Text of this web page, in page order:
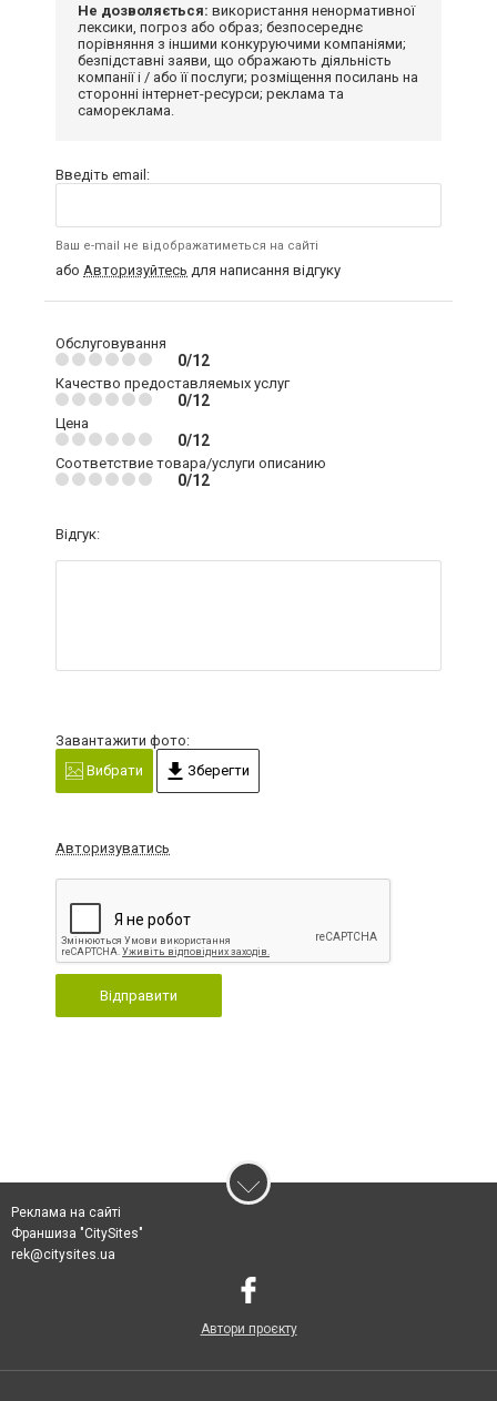
Не дозволяється: використання ненормативної
лексики, погроз або образ; безпосереднє
порівняння з іншими конкуруючими компаніями;
безпідставні заяви, що ображають діяльність
компанії і / або її послуги; розміщення посилань на
сторонні інтернет-ресурси; реклама та
самореклама.
Введіть email:
Ваш e-mail не відображатиметься на сайті
або Авторизуйтесь для написання відгуку
Обслуговування
0/12
Качество предоставляемых услуг
0/12
Цена
0/12
Соответствие товара/услуги описанию
0/12
Відгук:
Завантажити фото:
Вибрати
Зберегти
Авторизуватись
Відправити
Реклама на сайті
Франшиза "CitySites"
rek@citysites.ua
Автори проєкту